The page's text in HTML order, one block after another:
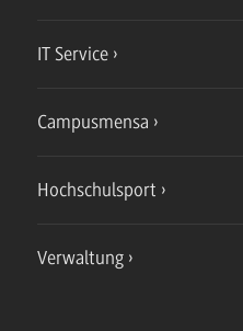
IT Service
Campusmensa
Hochschulsport
Verwaltung